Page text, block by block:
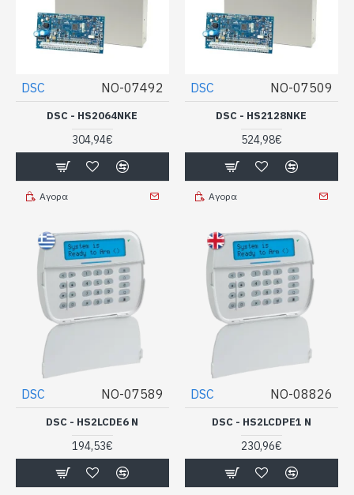
DSC NO-07492
DSC - HS2064NKE
304,94€
Αγορα
DSC NO-07509
DSC - HS2128NKE
524,98€
Αγορα
DSC NO-07589
DSC - HS2LCDE6 N
194,53€
DSC NO-08826
DSC - HS2LCDPE1 N
230,96€